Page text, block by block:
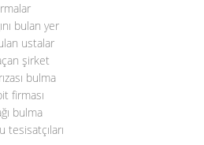
bulan yer
ustalar
şirket
bulma
firması
bulma
tesisatçıları